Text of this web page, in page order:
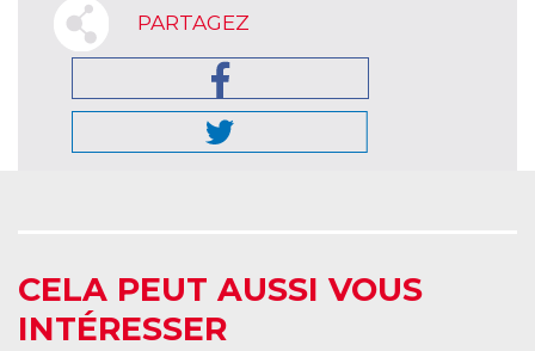
PARTAGEZ
CELA PEUT AUSSI VOUS
INTÉRESSER